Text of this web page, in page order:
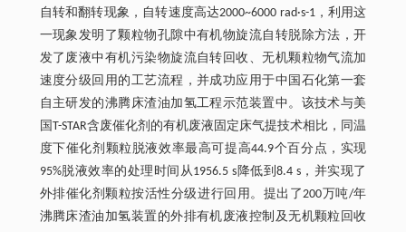
自转和翻转现象，自转速度高达2000~6000 rad·s-1，利用这
一现象发明了颗粒物孔隙中有机物旋流自转脱除方法，开
发了废液中有机污染物旋流自转回收、无机颗粒物气流加
速度分级回用的工艺流程，并成功应用于中国石化第一套
自主研发的沸腾床渣油加氢工程示范装置中。该技术与美
国T-STAR含废催化剂的有机废液固定床气提技术相比，同温
度下催化剂颗粒脱液效率最高可提高44.9个百分点，实现
95%脱液效率的处理时间从1956.5 s降低到8.4 s，并实现了
外排催化剂颗粒按活性分级进行回用。提出了200万吨/年
沸腾床渣油加氢装置的外排有机废液控制及无机颗粒回收